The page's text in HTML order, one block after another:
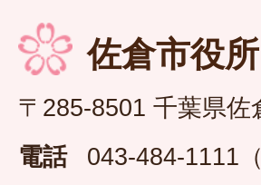
佐倉市役所
〒285-8501 千葉県佐
電話
043-484-1111（